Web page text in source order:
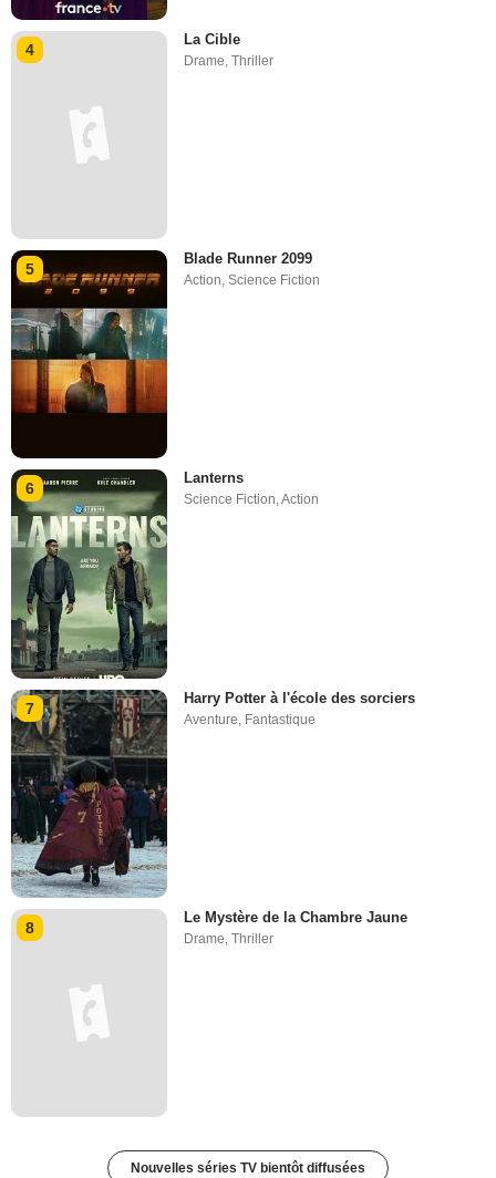
4
La Cible
Drame ,Thriller
5
Blade Runner 2099
Action,Science Fiction
6
Lanterns
Science Fiction,Action
7
Harry Potter à l'école des sorciers
Aventure Fantastique
8
Le Mystère de la Chambre Jaune
Drame,Thriller
Nouvelles séries TV bientôt diffusées